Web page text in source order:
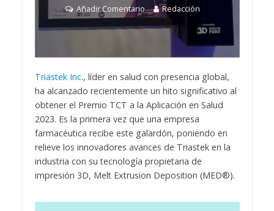
Añadir Comentario Redacción
Triastek Inc., líder en salud con presencia global,
ha alcanzado recientemente un hito significativo al
obtener el Premio TCT a la Aplicación en Salud
2023. Es la primera vez que una empresa
farmacéutica recibe este galardón, poniendo en
relieve los innovadores avances de Triastek en la
industria con su tecnología propietaria de
impresión 3D, Melt Extrusion Deposition (MED®).